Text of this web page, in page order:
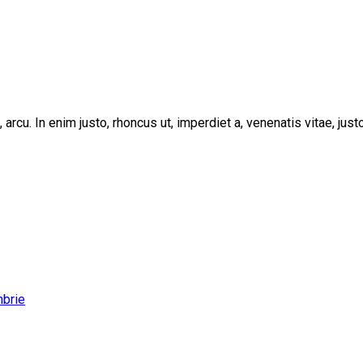
In enim justo, rhoncus ut, imperdiet a, venenatis vitae,